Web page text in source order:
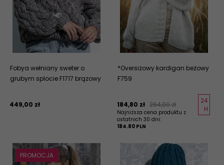
Fobya wełniany sweter o
grubym splocie F1717 brązowy
449,00 zł
*Oversizowy kardigan beżowy
F759
184,80 zł 264,00 zł
Najniższa cena produktu z
ostatnich 30 dni:
184.80 PLN
24
H
PROMOCJA